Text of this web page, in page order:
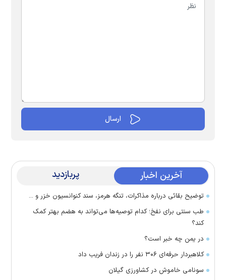
آخرین اخبار پربازدید
توضیح بقائی درباره مذاکرات، تنگه هرمز، سند کنوانسیون خزر و ...
طب سنتی برای نفخ؛ کدام توصیه‌ها می‌تواند به هضم بهتر کمک
کند؟
در یمن چه خبر است؟
کلاهبردار حرفه‌ای ۳۰۶ نفر را در زندان فریب داد
سونامی خاموش در کشاورزی گیلان